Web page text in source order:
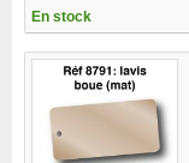
En stock